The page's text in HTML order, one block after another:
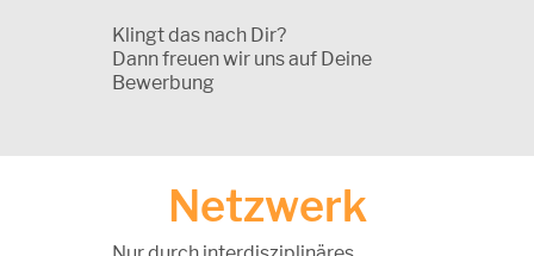
Klingt das nach Dir?
Dann freuen wir uns auf Deine
Bewerbung
Netzwerk